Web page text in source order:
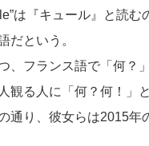
は『キュール』と読
だという。
、フランス語で「何？
観る人に「何？何！」
通り、彼女らは2015年